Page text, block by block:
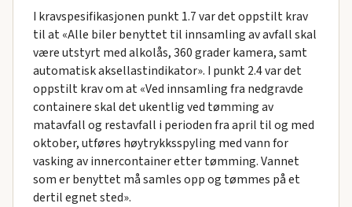
I kravspesifikasjonen punkt 1.7 var det oppstilt krav
til at «Alle biler benyttet til innsamling av avfall skal
være utstyrt med alkolås, 360 grader kamera, samt
automatisk aksellastindikator». I punkt 2.4 var det
oppstilt krav om at «Ved innsamling fra nedgravde
containere skal det ukentlig ved tømming av
matavfall og restavfall i perioden fra april til og med
oktober, utføres høytrykksspyling med vann for
vasking av innercontainer etter tømming. Vannet
som er benyttet må samles opp og tømmes på et
dertil egnet sted».